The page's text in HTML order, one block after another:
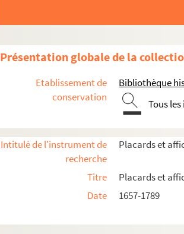
Présentation globale de la
Etablissement de
conservation
Bibliothèque
Tous
Intitulé de l'instrument de
recherche
Placards et
Titre
Placards et
Date
1657-1789
4-AFF-001073. Charles-Michel
4-AFF-001076. Jean-Baptiste
4-AFF-001077. François-Louis
4-AFF-001079. Marie-Anne